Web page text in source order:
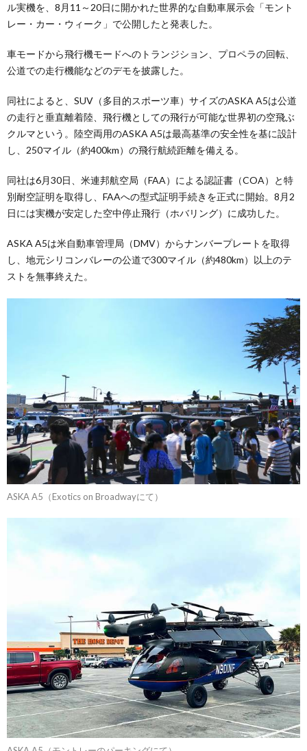
ル実機を、8月11～20日に開かれた世界的な自動車展示会「モント
レー・カー・ウィーク」で公開したと発表した。
車モードから飛行機モードへのトランジション、プロペラの回転、
公道での走行機能などのデモを披露した。
同社によると、SUV（多目的スポーツ車）サイズのASKA A5は公道
の走行と垂直離着陸、飛行機としての飛行が可能な世界初の空飛ぶ
クルマという。陸空両用のASKA A5は最高基準の安全性を基に設計
し、250マイル（約400km）の飛行航続距離を備える。
同社は6月30日、米連邦航空局（FAA）による認証書（COA）と特
別耐空証明を取得し、FAAへの型式証明手続きを正式に開始。8月2
日には実機が安定した空中停止飛行（ホバリング）に成功した。
ASKA A5は米自動車管理局（DMV）からナンバープレートを取得
し、地元シリコンバレーの公道で300マイル（約480km）以上のテ
ストを無事終えた。
ASKA A5（Exotics on Broadwayにて）